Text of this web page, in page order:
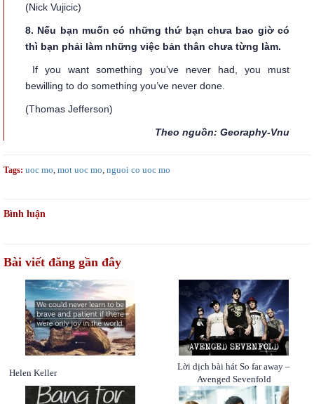
(Nick Vujicic)
8. Nếu bạn muốn có những thứ bạn chưa bao giờ có
thì bạn phải làm những việc bản thân chưa từng làm.
If you want something you’ve never had, you must
bewilling to do something you’ve never done.
(Thomas Jefferson)
Theo nguồn: Georaphy-Vnu
Tags: uoc mo mot uoc mo nguoi co uoc mo
Bình luận
Bài viết đăng gần đây
Helen Keller
Lời dịch bài hát So far away –
Avenged Sevenfold